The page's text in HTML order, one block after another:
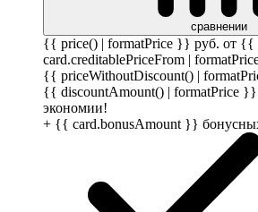
сравнении
{{ price() | formatPrice }} руб. от {{
card.creditablePriceFrom |
{{ priceWithoutDiscount() |
{{ discountAmount() | formatPrice }}
экономии!
+ {{ card.bonusAmount }}